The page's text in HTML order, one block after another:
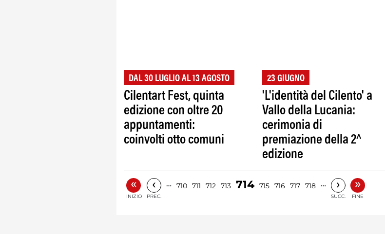
DAL 30 LUGLIO AL 13 AGOSTO
Cilentart Fest, quinta
edizione con oltre 20
appuntamenti:
coinvolti otto comuni
23 GIUGNO
'L'identità del Cilento' a
Vallo della Lucania:
cerimonia di
premiazione della 2^
edizione
«
INIZIO
‹
PREC.
… 710 711 712 713 714 715 716 717 718 … ›
SUCC.
»
FINE